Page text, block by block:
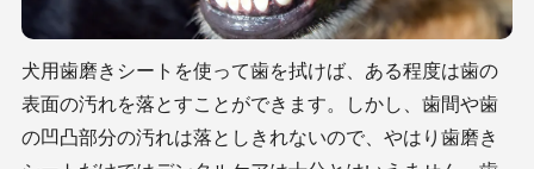
犬用歯磨きシートを使って歯を拭けば、ある程度は歯の
表面の汚れを落とすことができます。しかし、歯間や歯
の凹凸部分の汚れは落としきれないので、やはり歯磨き